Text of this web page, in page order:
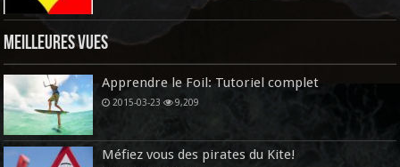
Meilleures vues
Apprendre le Foil: Tutoriel complet
2015-03-23 9,209
Méfiez vous des pirates du Kite!